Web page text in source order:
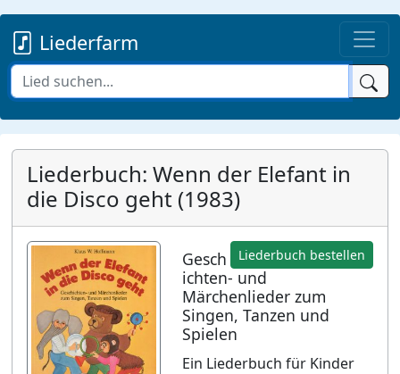
Liederfarm
Liederbuch: Wenn der Elefant in
die Disco geht (1983)
Liederbuch bestellen
Gesch
ichten- und
Märchenlieder zum
Singen, Tanzen und
Spielen
Ein Liederbuch für Kinder